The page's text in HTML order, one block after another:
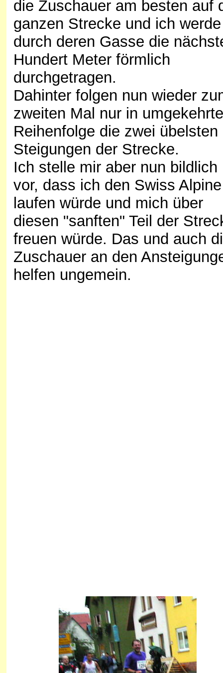
die Zuschauer am besten auf
ganzen Strecke und ich werde
durch deren Gasse die
Hundert Meter förmlich
durchgetragen.
Dahinter folgen nun wieder
zweiten Mal nur in
Reihenfolge die zwei übelsten
Steigungen der Strecke.
Ich stelle mir aber nun bildlich
vor, dass ich den Swiss Alpine
laufen würde und mich über
diesen "sanften" Teil der
freuen würde. Das und auch
Zuschauer an den
helfen ungemein.